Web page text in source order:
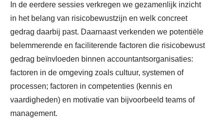
In de eerdere sessies verkregen we gezamenlijk inzicht
in het belang van risicobewustzijn en welk concreet
gedrag daarbij past. Daarnaast verkenden we potentiële
belemmerende en faciliterende factoren die risicobewust
gedrag beïnvloeden binnen accountantsorganisaties:
factoren in de omgeving zoals cultuur, systemen of
processen; factoren in competenties (kennis en
vaardigheden) en motivatie van bijvoorbeeld teams of
management.